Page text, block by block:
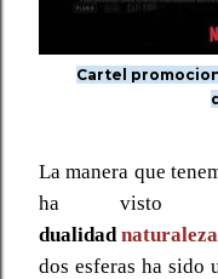
Cartel
La manera que
ha visto
dualidad
dos esferas ha sido